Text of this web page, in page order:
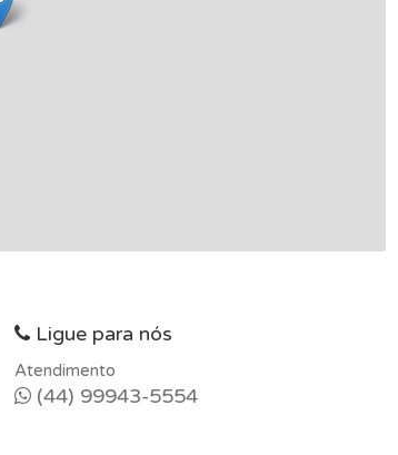
Ligue para nós
Atendimento
(44) 99943-5554